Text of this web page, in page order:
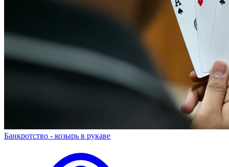
Банкротство - козырь в рукаве